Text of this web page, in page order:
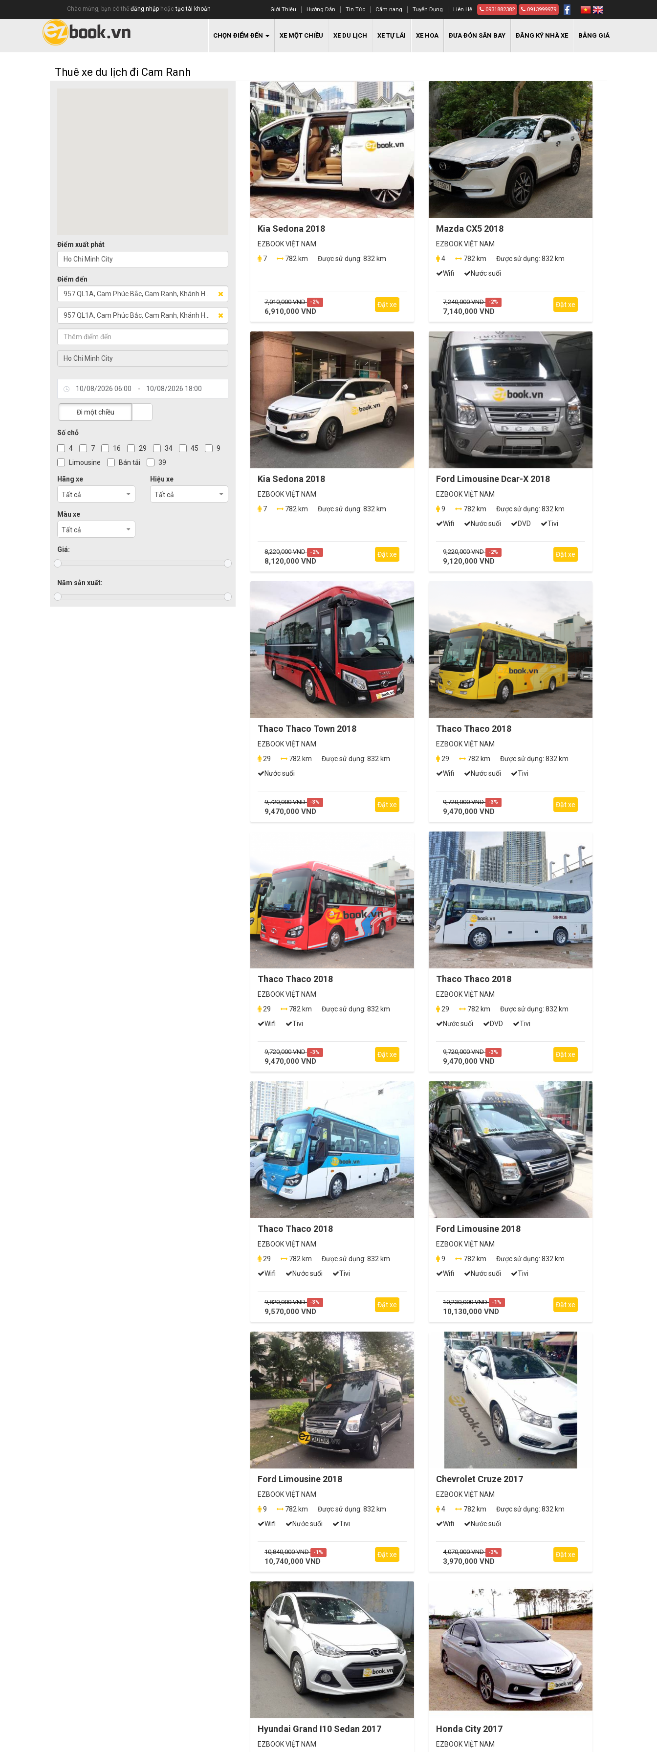
Chào mừng, bạn có thể đăng nhập hoặctạo tài khoản Giới Thiệu Hướng Dẫn Tin Tức Cẩm nang Tuyển Dụng Liên Hệ 0931882382 0913999979
CHỌN ĐIỂM ĐẾN XE MỘT CHIỀU XE DU LỊCH XE TỰ LÁI XE HOA ĐƯA ĐÓN SÂN BAY ĐĂNG KÝ NHÀ XE BẢNG GIÁ
Thuê xe du lịch đi Cam Ranh
Điểm xuất phát
Điểm đến
-
Đi một chiều
Số chỗ
4
7 16 29 34 45
9
Limousine
Bán tải 39
Hãng xe
Tất cả
Hiệu xe
Tất cả
Màu xe
Tất cả
Giá:
Năm sản xuất:
Kia Sedona 2018
EZBOOK VIỆT NAM
7
782 km Được sử dụng: 832 km
7,010,000 VND -2%
6,910,000 VND
Đặt xe
Mazda CX5 2018
EZBOOK VIỆT NAM
4
782 km Được sử dụng: 832 km
Wifi
Nước suối
7,240,000 VND -2%
7,140,000 VND
Đặt xe
Kia Sedona 2018
EZBOOK VIỆT NAM
7
782 km Được sử dụng: 832 km
8,220,000 VND -2%
8,120,000 VND
Đặt xe
Ford Limousine Dcar-X 2018
EZBOOK VIỆT NAM
9
782 km Được sử dụng: 832 km
Wifi
Nước suối DVD Tivi
9,220,000 VND -2%
9,120,000 VND
Đặt xe
Thaco Thaco Town 2018
EZBOOK VIỆT NAM
29
782 km Được sử dụng: 832 km
Nước suối
9,720,000 VND -3%
9,470,000 VND
Đặt xe
Thaco Thaco 2018
EZBOOK VIỆT NAM
29
782 km Được sử dụng: 832 km
Wifi
Nước suối Tivi
9,720,000 VND -3%
9,470,000 VND
Đặt xe
Thaco Thaco 2018
EZBOOK VIỆT NAM
29
782 km Được sử dụng: 832 km
Wifi
Tivi
9,720,000 VND -3%
9,470,000 VND
Đặt xe
Thaco Thaco 2018
EZBOOK VIỆT NAM
29
782 km Được sử dụng: 832 km
Nước suối
DVD Tivi
9,720,000 VND -3%
9,470,000 VND
Đặt xe
Thaco Thaco 2018
EZBOOK VIỆT NAM
29
782 km Được sử dụng: 832 km
Wifi
Nước suối Tivi
9,820,000 VND -3%
9,570,000 VND
Đặt xe
Ford Limousine 2018
EZBOOK VIỆT NAM
9
782 km Được sử dụng: 832 km
Wifi
Nước suối Tivi
10,230,000 VND -1%
10,130,000 VND
Đặt xe
Ford Limousine 2018
EZBOOK VIỆT NAM
9
782 km Được sử dụng: 832 km
Wifi
Nước suối Tivi
10,840,000 VND -1%
10,740,000 VND
Đặt xe
Chevrolet Cruze 2017
EZBOOK VIỆT NAM
4
782 km Được sử dụng: 832 km
Wifi
Nước suối
4,070,000 VND -3%
3,970,000 VND
Đặt xe
Hyundai Grand I10 Sedan 2017
EZBOOK VIỆT NAM
Honda City 2017
EZBOOK VIỆT NAM